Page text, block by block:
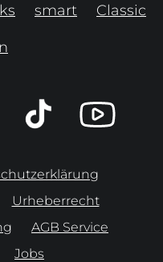
smart Classic
Urheberrecht
AGB Service
Jobs